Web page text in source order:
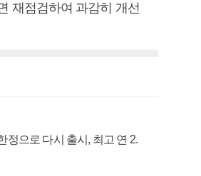
재점검하여 과감히 개선
정으로 다시 출시, 최고 연 2.